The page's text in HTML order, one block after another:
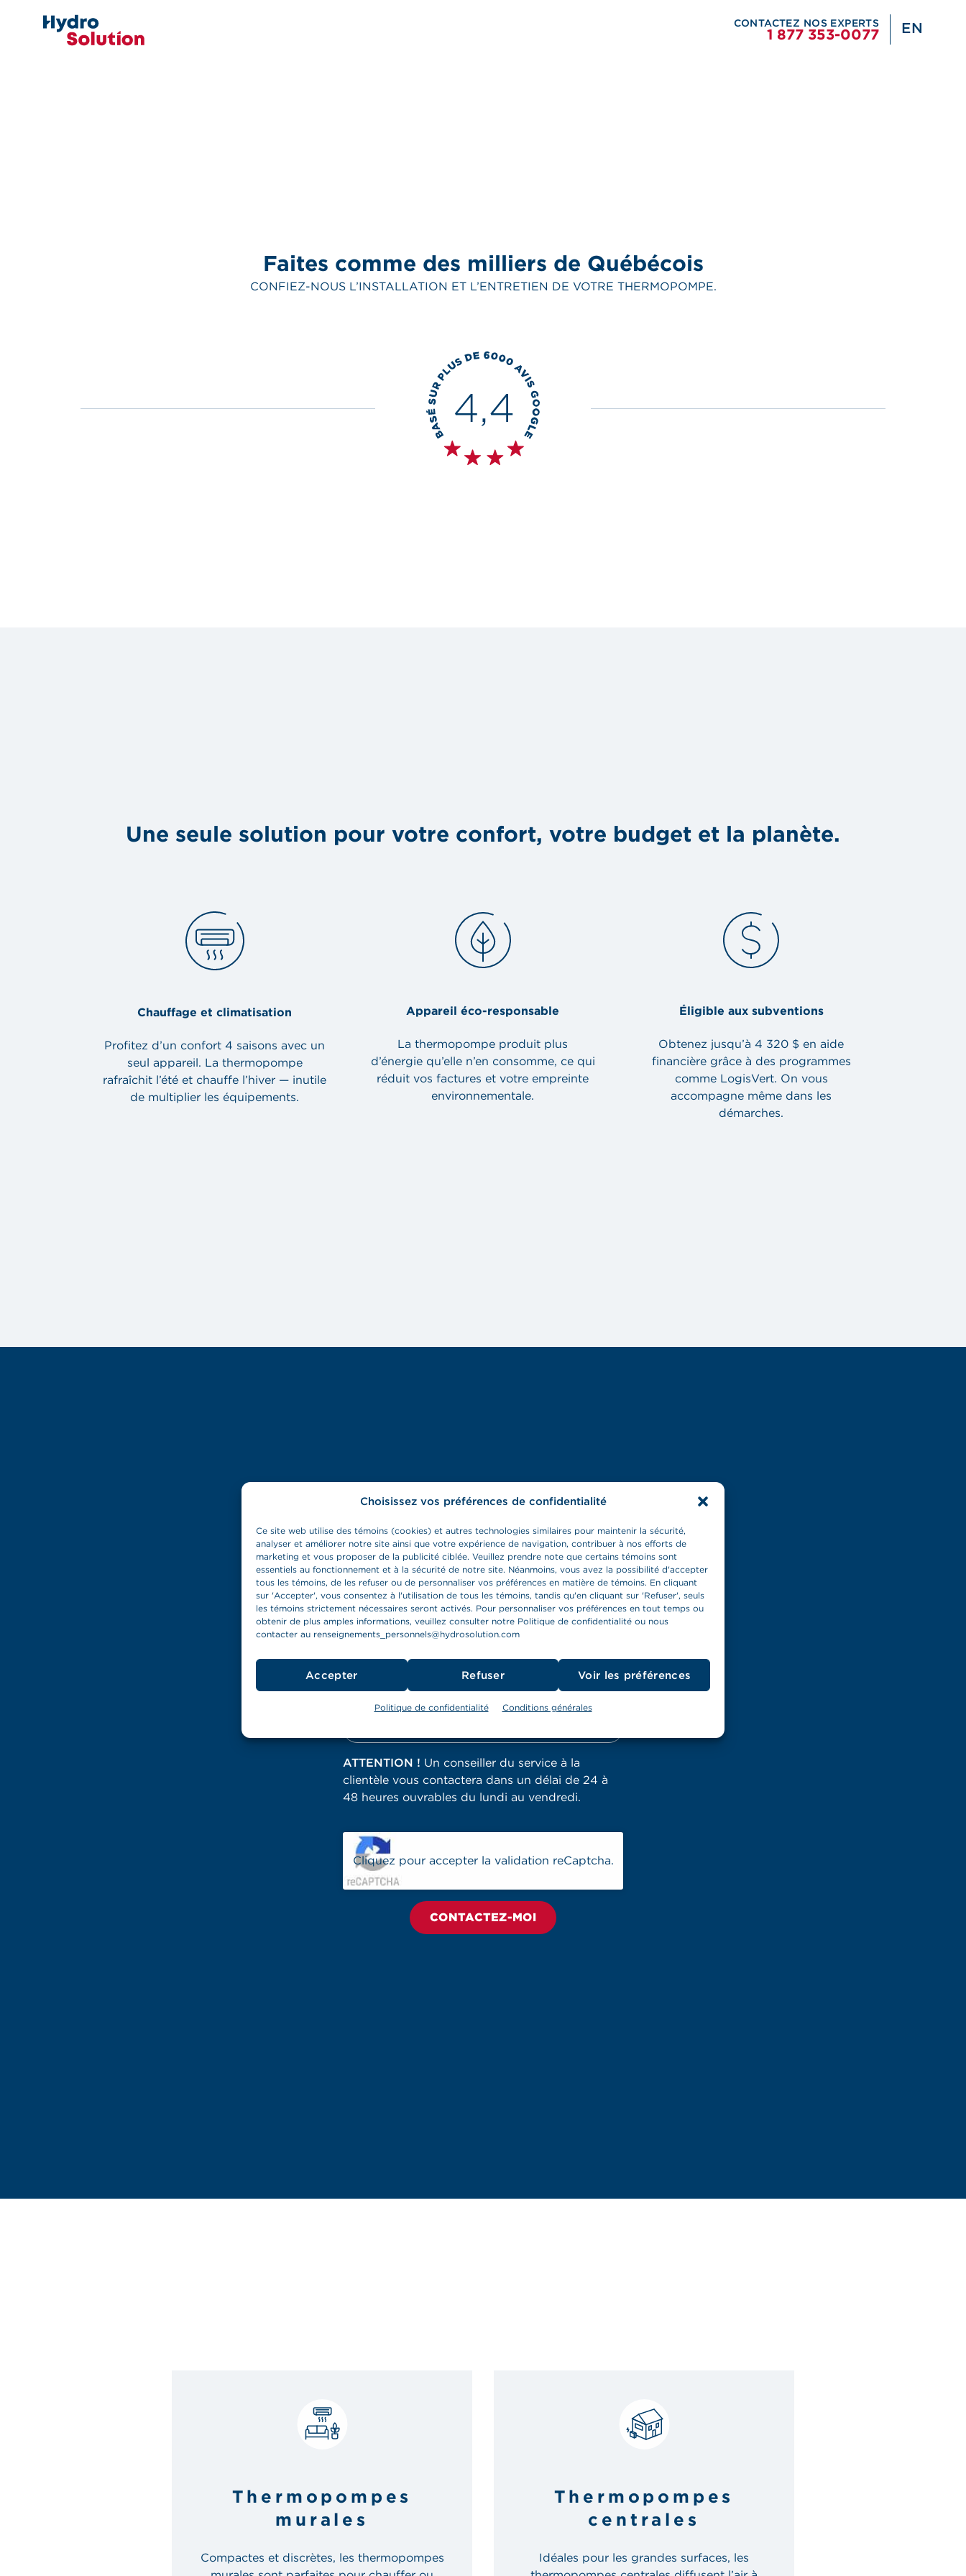
Choisissez vos préférences de confidentialité
Ce site web utilise des témoins (cookies) et autres technologies similaires pour maintenir la sécurité,
analyser et améliorer notre site ainsi que votre expérience de navigation, contribuer à nos efforts de
marketing et vous proposer de la publicité ciblée. Veuillez prendre note que certains témoins sont
essentiels au fonctionnement et à la sécurité de notre site. Néanmoins, vous avez la possibilité d'accepter
tous les témoins, de les refuser ou de personnaliser vos préférences en matière de témoins. En cliquant
sur 'Accepter', vous consentez à l'utilisation de tous les témoins, tandis qu'en cliquant sur 'Refuser', seuls
les témoins strictement nécessaires seront activés. Pour personnaliser vos préférences en tout temps ou
obtenir de plus amples informations, veuillez consulter notre Politique de confidentialité ou nous
contacter au renseignements_personnels@hydrosolution.com
Accepter Refuser Voir les préférences
Politique de confidentialité Conditions générales
EN
CONTACTEZ NOS EXPERTS
1 877 353-0077
Faites comme des milliers de Québécois
CONFIEZ-NOUS L’INSTALLATION ET L’ENTRETIEN DE VOTRE THERMOPOMPE.
Une seule solution pour votre confort, votre budget et la planète.
Chauffage et climatisation
Profitez d’un confort 4 saisons avec un
seul appareil. La thermopompe
rafraîchit l’été et chauffe l’hiver — inutile
de multiplier les équipements.
Appareil éco-responsable
La thermopompe produit plus
d’énergie qu’elle n’en consomme, ce qui
réduit vos factures et votre empreinte
environnementale.
Éligible aux subventions
Obtenez jusqu’à 4 320 $ en aide
financière grâce à des programmes
comme LogisVert. On vous
accompagne même dans les
démarches.
Laisser-nous vous contacter
Nom *
Téléphone
ATTENTION ! Un conseiller du service à la
clientèle vous contactera dans un délai de 24 à
48 heures ouvrables du lundi au vendredi.
Cliquez pour accepter la validation reCaptcha.
Thermopompes
murales
Compactes et discrètes, les thermopompes
Thermopompes
centrales
Idéales pour les grandes surfaces, les